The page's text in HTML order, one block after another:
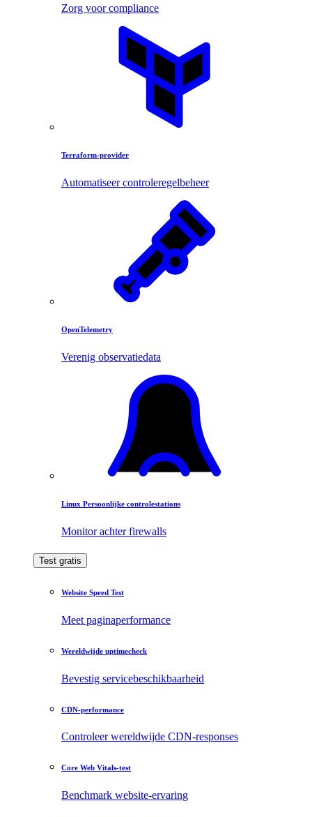
Zorg voor compliance
Terraform-provider
Automatiseer controleregelbeheer
OpenTelemetry
Verenig observatiedata
Linux Persoonlijke controlestations
Monitor achter firewalls
Test gratis
Website Speed Test
Meet paginaperformance
Wereldwijde uptimecheck
Bevestig servicebeschikbaarheid
CDN-performance
Controleer wereldwijde CDN-responses
Core Web Vitals-test
Benchmark website-ervaring